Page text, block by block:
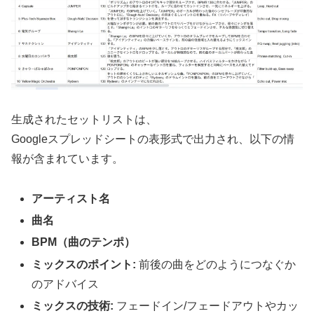
生成されたセットリストは、
Googleスプレッドシートの表形式で出力され、以下の情
報が含まれています。
アーティスト名
曲名
BPM（曲のテンポ）
ミックスのポイント: 前後の曲をどのようにつなぐか
のアドバイス
ミックスの技術: フェードイン/フェードアウトやカッ